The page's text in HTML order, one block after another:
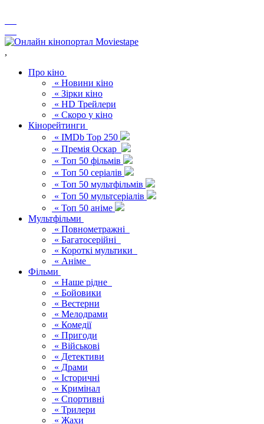
,
Про кіно
« Новини кіно
« Зірки кіно
« HD Трейлери
« Скоро у кіно
Кінорейтинги
« IMDb Top 250
« Премія Оскар
« Топ 50 фільмів
« Топ 50 серіалів
« Топ 50 мультфільмів
« Топ 50 мультсеріалів
« Топ 50 аніме
Мультфільми
« Повнометражні
« Багатосерійні
« Короткі мультики
« Аніме
Фільми
« Наше рідне
« Бойовики
« Вестерни
« Мелодрами
« Комедії
« Пригоди
« Військові
« Детективи
« Драми
« Історичні
« Кримінал
« Спортивні
« Трилери
« Жахи